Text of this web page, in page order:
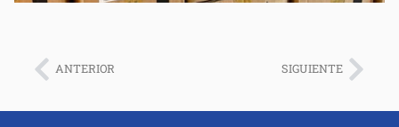
ANTERIOR SIGUIENTE